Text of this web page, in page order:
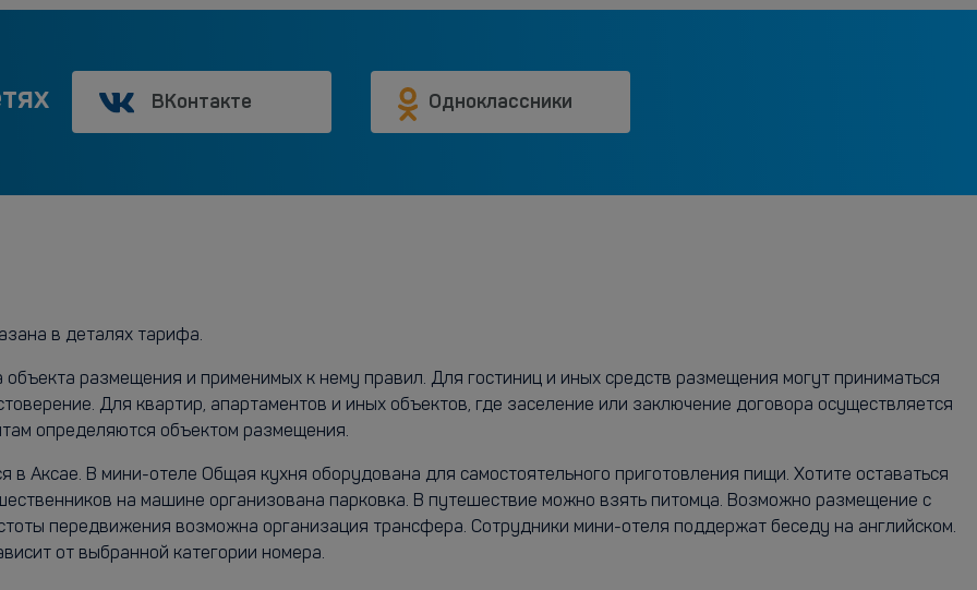
ВКонтакте Одноклассники
в деталях тарифа.
объекта размещения и применимых к нему правил. Для гостиниц и иных средств размещения могут приниматься
Для квартир, апартаментов и иных объектов, где заселение или заключение договора осуществляется
определяются объектом размещения.
Аксае. В мини-отеле Общая кухня оборудована для самостоятельного приготовления пищи. Хотите оставаться
на машине организована парковка. В путешествие можно взять питомца. Возможно размещение с
передвижения возможна организация трансфера. Сотрудники мини-отеля поддержат беседу на английском.
от выбранной категории номера.